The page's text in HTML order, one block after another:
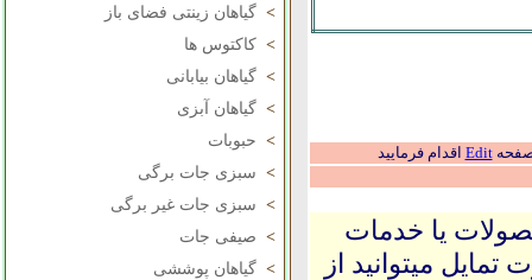
> گیاهان زینتی فضای باز
> کاکتوس ها
> گیاهان بیابانی
> گیاهان آبزی
> حبوبات
> سبزی جات برگی
> سبزی جات غیر برگی
> صیفی جات
> گیاهان پوششی
صفحهEdit اقدام فرمایید
یا خدمات
میتوانید از